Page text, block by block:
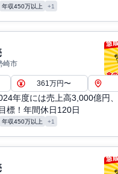
年収450万以上 +1
崎市
361万円〜
年度には売上高3,000億円
標！年間休日120日
年収450万以上 +1